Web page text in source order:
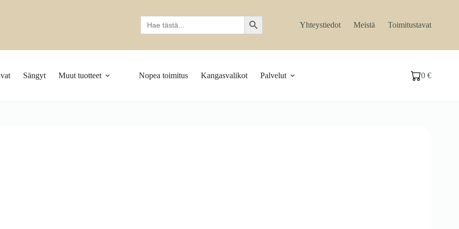
Search
for:
Search Button Yhteystiedot Meistä Toimitustavat
Sängyt Muut tuotteet Nopea toimitus Kangasvalikot Palvelut Ostoskori
0€